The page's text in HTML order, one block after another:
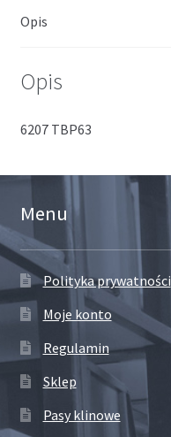
Opis
Opis
6207 TBP63
Menu
Polityka prywatności
Moje konto
Regulamin
Sklep
Pasy klinowe